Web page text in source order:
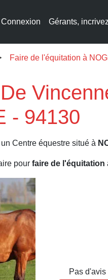
Connexion Gérants,
Faire de l'équitation à
- 94130
Centre équestre situé à
pour faire de l'équitation
Pas